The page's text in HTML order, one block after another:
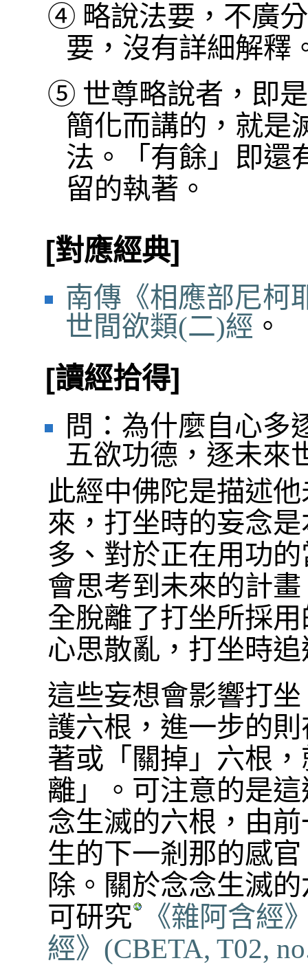
④ 略說法要，不廣
要，沒有詳細解釋
⑤ 世尊略說者，即
簡化而講的，就是
法。「有餘」即還
留的執著。
[對應經典]
南傳《相應部尼柯
世間欲類(二)經 。
[讀經拾得]
問：為什麼自心多
五欲功德，逐未來
此經中佛陀是描述
來，打坐時的妄念
多、對於正在用功
會思考到未來的計
全脫離了打坐所採
心思散亂，打坐時
這些妄想會影響打
護六根，進一步的
著或「關掉」六根
離」。可注意的是
念生滅的六根，由
生的下一剎那的感
除。關於念念生滅
可研究
《雜阿含經
經》 (CBETA, T02,